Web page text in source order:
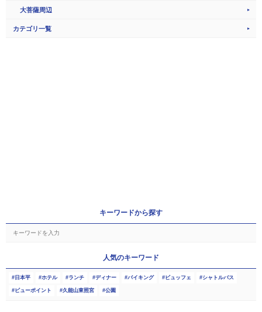
大菩薩周辺
カテゴリ一覧
キーワードから探す
人気のキーワード
日本平 ホテル ランチ ディナー バイキング ビュッフェ シャトルバス
ビューポイント 久能山東照宮 公園